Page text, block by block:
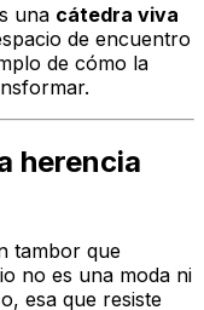
una cátedra viva
de encuentro
de cómo la
herencia
tambor que
no es una moda ni
esa que resiste